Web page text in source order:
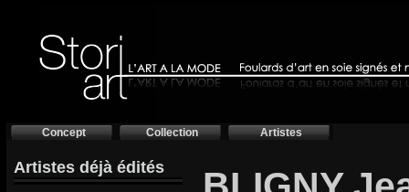
Concept Collection Artistes
Artistes déjà édités